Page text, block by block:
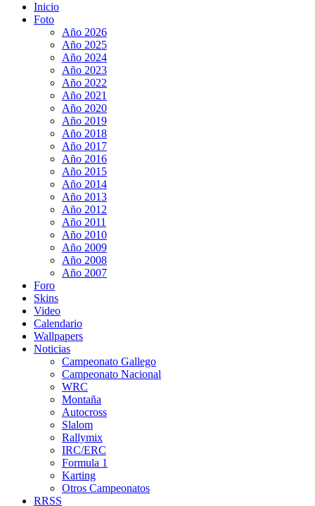
Inicio
Foto
Año 2026
Año 2025
Año 2024
Año 2023
Año 2022
Año 2021
Año 2020
Año 2019
Año 2018
Año 2017
Año 2016
Año 2015
Año 2014
Año 2013
Año 2012
Año 2011
Año 2010
Año 2009
Año 2008
Año 2007
Foro
Skins
Video
Calendario
Wallpapers
Noticias
Campeonato Gallego
Campeonato Nacional
WRC
Montaña
Autocross
Slalom
Rallymix
IRC/ERC
Formula 1
Karting
Otros Campeonatos
RRSS